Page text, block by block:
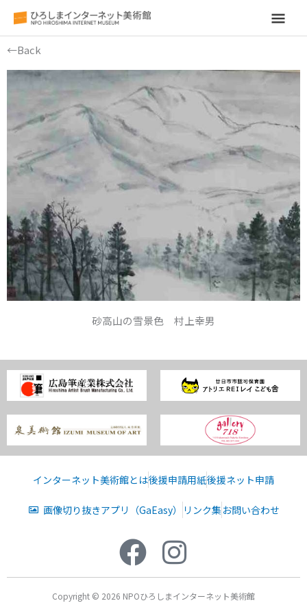
メ
ン
ュ
ー
←Back
砂高山の雪景色 村上幸男
インターネット美術館とは後援申請用紙後援ネット申請
画像切り抜きアプリ（GaEasy） リンク集 お問い合わせ
Copyright © 2026 NPOひろしまインターネット美術館